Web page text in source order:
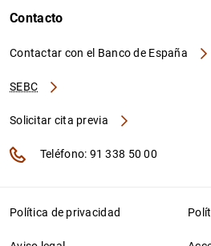
Contacto
Contactar con el Banco de España
SEBC
Solicitar cita previa
Teléfono: 91 338 50 00
Política de privacidad